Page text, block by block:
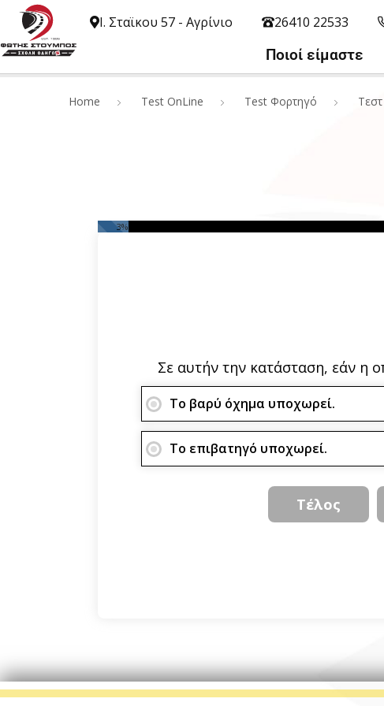
Ι. Σταϊκου 57 - Αγρίνιο 26410 22533
Ποιοί είμαστε
Home Test OnLine Test Φορτηγό
3%
Σε αυτήν την κατάσταση, εάν η
Το βαρύ όχημα υποχωρεί.
Το επιβατηγό υποχωρεί.